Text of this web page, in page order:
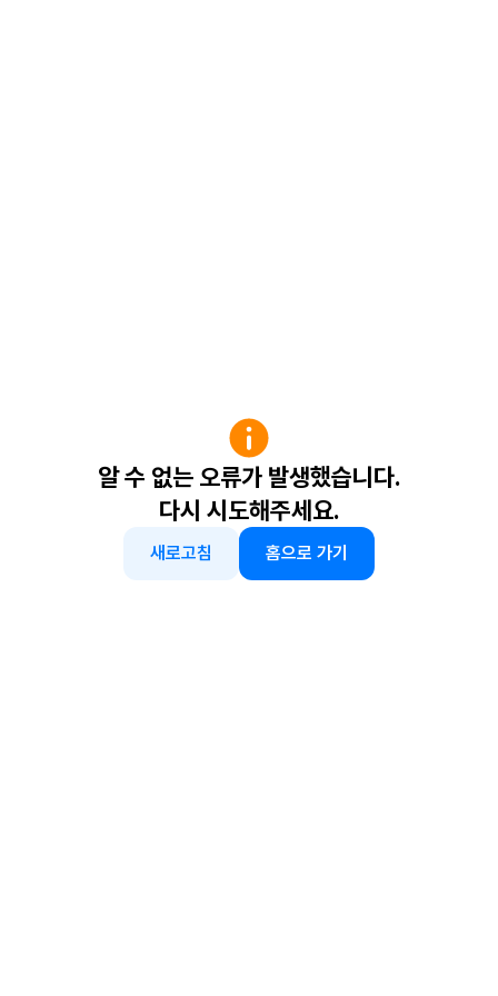
알 수 없는 오류가 발생했습니다.
다시 시도해주세요.
새로고침 홈으로 가기